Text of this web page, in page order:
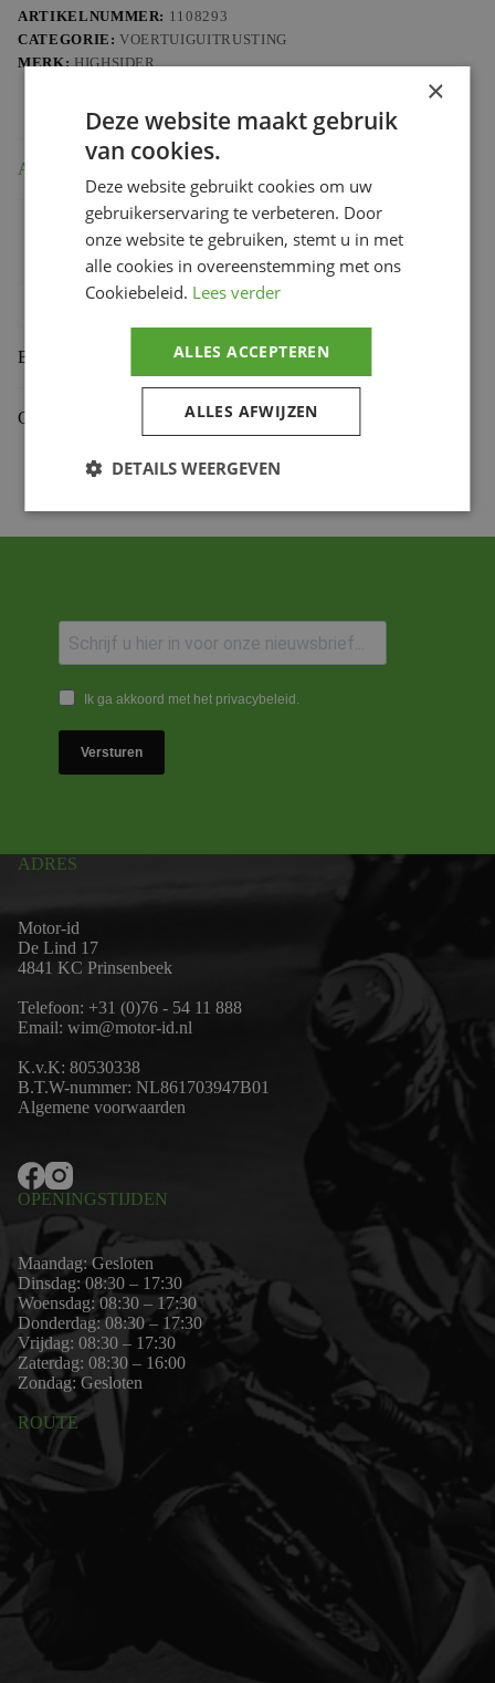
ARTIKELNUMMER: 1108293
CATEGORIE:VOERTUIGUITRUSTING
MERK: HIGHSIDER
Aanvullende informatie
Gewicht 1.265 kg
Bihr productcode 1108293,4054783615391
Productmerk HIGHSIDER
Beoordelingen (0)
Gekoppelde Motoren
Ik ga akkoord met het privacybeleid.
Versturen
ADRES
Motor-id
De Lind 17
4841 KC Prinsenbeek
Telefoon: +31 (0)76 - 54 11 888
Email: wim@motor-id.nl
K.v.K: 80530338
B.T.W-nummer: NL861703947B01
Algemene voorwaarden
OPENINGSTIJDEN
Maandag: Gesloten
Dinsdag: 08:30 – 17:30
Woensdag: 08:30 – 17:30
Donderdag: 08:30 – 17:30
Vrijdag: 08:30 – 17:30
Zaterdag: 08:30 – 16:00
Zondag: Gesloten
ROUTE
×
Deze website maakt gebruik
van cookies.
Deze website gebruikt cookies om uw
gebruikerservaring te verbeteren. Door
onze website te gebruiken, stemt u in met
alle cookies in overeenstemming met ons
Cookiebeleid. Lees verder
ALLES ACCEPTEREN
ALLES AFWIJZEN
DETAILS WEERGEVEN